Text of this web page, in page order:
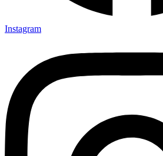
Instagram